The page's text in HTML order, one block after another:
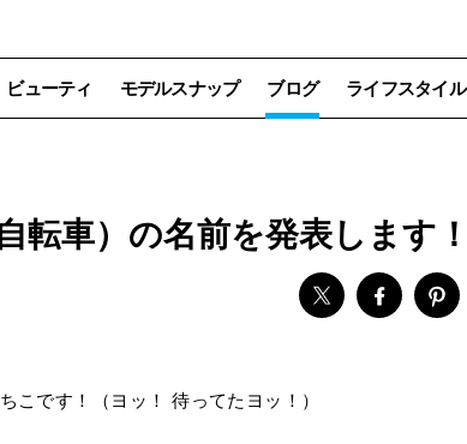
ビューティ モデルスナップ ブログ ライフスタイル
転車）の名前を発表します！
こです！（ヨッ！ 待ってたヨッ！）